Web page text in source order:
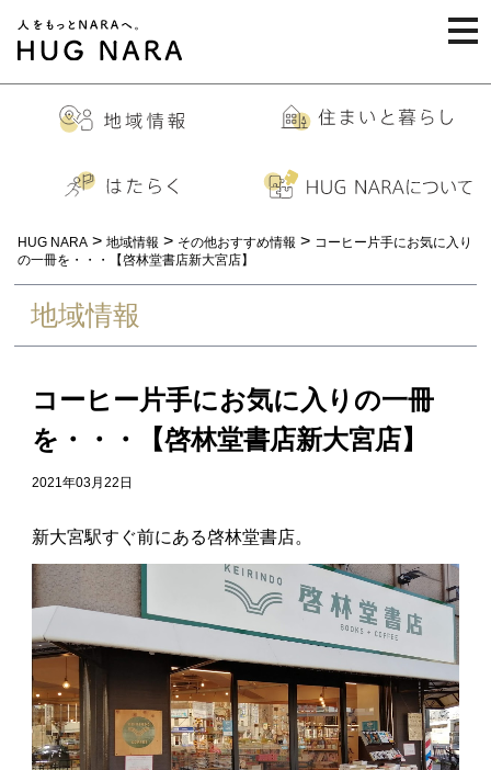
HUG NARA > 地域情報 > その他おすすめ情報 > コーヒー片手にお気に入り
の一冊を・・・【啓林堂書店新大宮店】
地域情報
コーヒー片手にお気に入りの一冊
を・・・【啓林堂書店新大宮店】
2021年03月22日
新大宮駅すぐ前にある啓林堂書店。